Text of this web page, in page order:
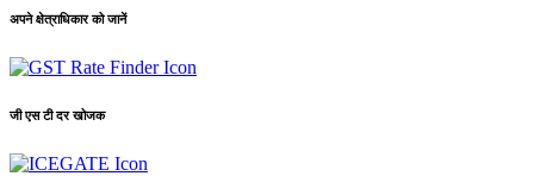
अपने क्षेत्राधिकार को जानें
जी एस टी दर खोजक